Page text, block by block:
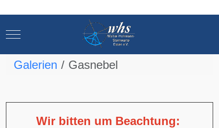
Mobile Menu Toggle
Galerien Gasnebel
Wir bitten um Beachtung: